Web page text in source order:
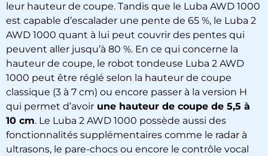
leur hauteur de coupe. Tandis que le Luba AWD 1000
est capable d’escalader une pente de 65 %, le Luba 2
AWD 1000 quant à lui peut couvrir des pentes qui
peuvent aller jusqu’à 80 %. En ce qui concerne la
hauteur de coupe, le robot tondeuse Luba 2 AWD
1000 peut être réglé selon la hauteur de coupe
classique (3 à 7 cm) ou encore passer à la version H
qui permet d’avoir une hauteur de coupe de 5,5 à
10 cm. Le Luba 2 AWD 1000 possède aussi des
fonctionnalités supplémentaires comme le radar à
ultrasons, le pare-chocs ou encore le contrôle vocal